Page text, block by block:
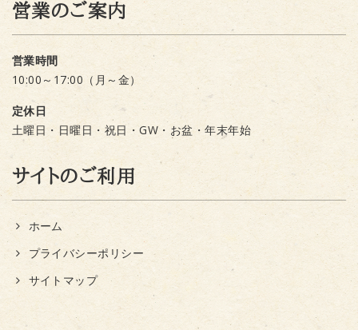
営業のご案内
営業時間
10:00～17:00（月～金）
定休日
土曜日・日曜日・祝日・GW・お盆・年末年始
サイトのご利用
ホーム
プライバシーポリシー
サイトマップ